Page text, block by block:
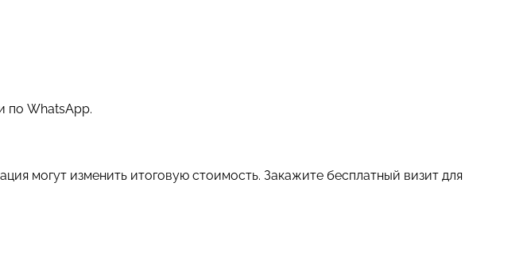
по WhatsApp.
могут изменить итоговую стоимость. Закажите бесплатный визит для